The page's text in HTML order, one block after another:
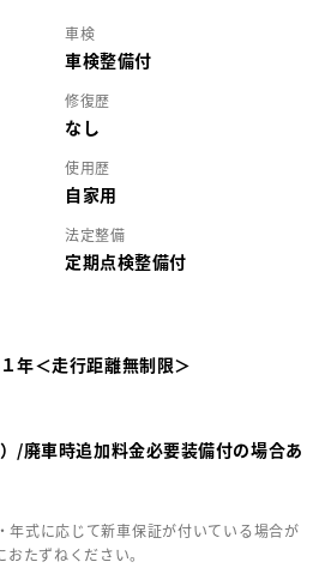
車検
車検整備付
修復歴
なし
使用歴
自家用
法定整備
定期点検整備付
年＜走行距離無制限＞
/廃車時追加料金必要装備付の場合あ
式に応じて新車保証が付いている場合が
たずねください。